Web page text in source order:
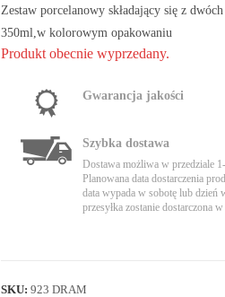
Zestaw porcelanowy składający się z
350ml,w kolorowym opakowaniu
Produkt obecnie wyprzedany.
Gwarancja jakości
Szybka dostawa
Dostawa możliwa w przedziale
Planowana data dostarczenia
data wypada w sobotę lub dzień
przesyłka zostanie dostarczona
SKU: 923 DRAM